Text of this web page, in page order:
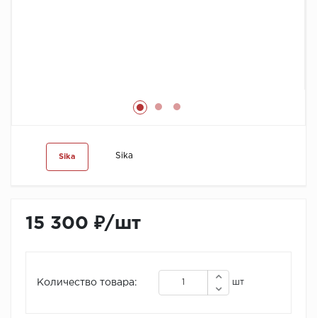
Sika Sika
15 300 ₽/шт
Количество товара: шт